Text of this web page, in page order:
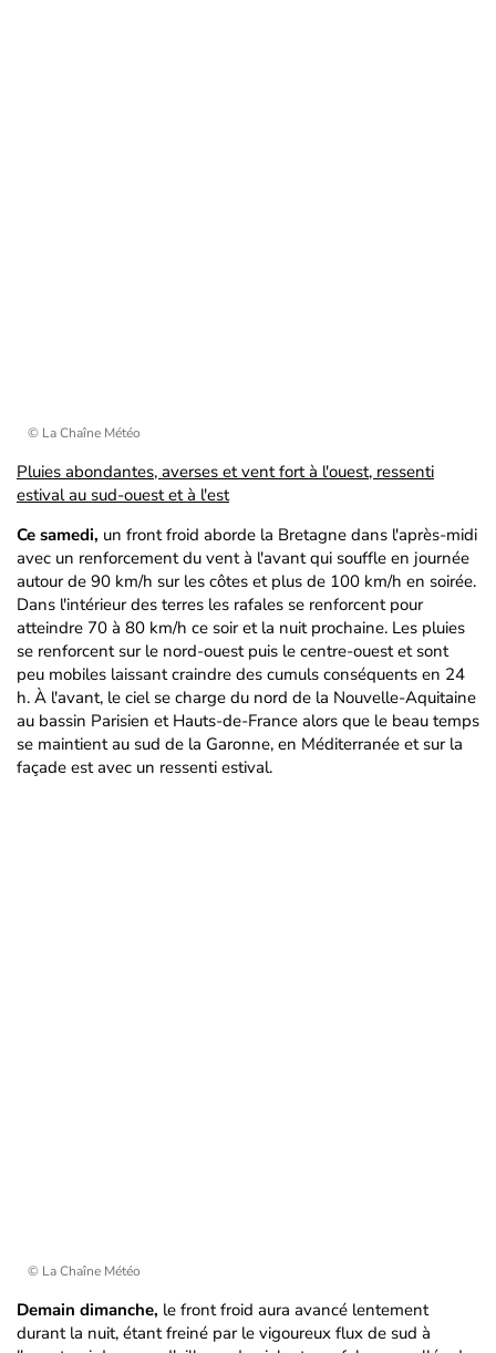
© La Chaîne Météo
Pluies abondantes, averses et vent fort à l'ouest, ressenti
estival au sud-ouest et à l'est
Ce samedi, un front froid aborde la Bretagne dans l'après-midi
avec un renforcement du vent à l'avant qui souffle en journée
autour de 90 km/h sur les côtes et plus de 100 km/h en soirée.
Dans l'intérieur des terres les rafales se renforcent pour
atteindre 70 à 80 km/h ce soir et la nuit prochaine. Les pluies
se renforcent sur le nord-ouest puis le centre-ouest et sont
peu mobiles laissant craindre des cumuls conséquents en 24
h. À l'avant, le ciel se charge du nord de la Nouvelle-Aquitaine
au bassin Parisien et Hauts-de-France alors que le beau temps
se maintient au sud de la Garonne, en Méditerranée et sur la
façade est avec un ressenti estival.
© La Chaîne Météo
Demain dimanche, le front froid aura avancé lentement
durant la nuit, étant freiné par le vigoureux flux de sud à